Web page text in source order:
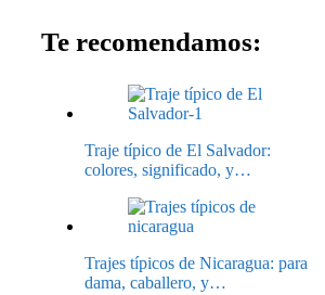
Te recomendamos:
Traje típico de El Salvador:
colores, significado, y…
Trajes típicos de Nicaragua: para
dama, caballero, y…